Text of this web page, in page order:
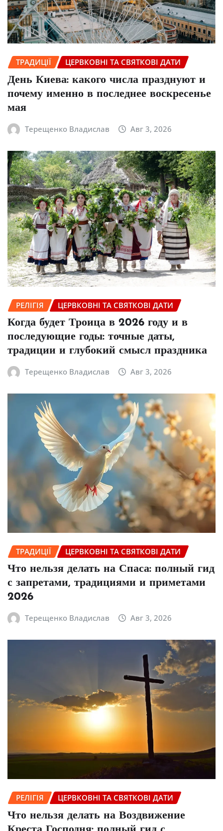
ТРАДИЦІЇ ЦЕРВКОВНІ ТА СВЯТКОВІ ДАТИ
День Киева: какого числа празднуют и
почему именно в последнее воскресенье
мая
Терещенко Владислав Авг 3, 2026
РЕЛІГІЯ ЦЕРВКОВНІ ТА СВЯТКОВІ ДАТИ
Когда будет Троица в 2026 году и в
последующие годы: точные даты,
традиции и глубокий смысл праздника
Терещенко Владислав Авг 3, 2026
ТРАДИЦІЇ ЦЕРВКОВНІ ТА СВЯТКОВІ ДАТИ
Что нельзя делать на Спаса: полный гид
с запретами, традициями и приметами
2026
Терещенко Владислав Авг 3, 2026
РЕЛІГІЯ ЦЕРВКОВНІ ТА СВЯТКОВІ ДАТИ
Что нельзя делать на Воздвижение